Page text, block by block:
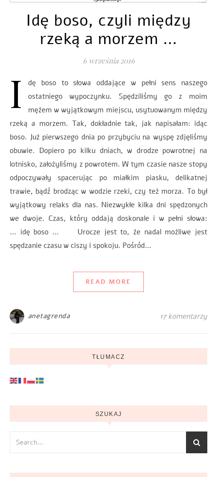
Idę boso, czyli między
rzeką a morzem …
6 września 2016
I
dę boso to słowa oddające w pełni sens naszego
ostatniego wypoczynku. Spędziliśmy go z moim
mężem w wyjątkowym miejscu, usytuowanym między
rzeką a morzem. Tak, dokładnie tak, jak napisałam: idąc
boso. Już pierwszego dnia po przybyciu na wyspę zdjęliśmy
obuwie. Dopiero po kilku dniach, w drodze powrotnej na
lotnisko, założyliśmy z powrotem. W tym czasie nasze stopy
odpoczywały spacerując po miałkim piasku, delikatnej
trawie, bądź brodząc w wodzie rzeki, czy też morza. To był
wyjątkowy relaks dla nas. Niezwykłe kilka dni spędzonych
we dwoje. Czas, który oddają doskonale i w pełni słowa:
… idę boso … Urocze jest to, że nadal możliwe jest
spędzanie czasu w ciszy i spokoju. Pośród…
READ MORE
anetagrenda 17 komentarzy
TŁUMACZ
SZUKAJ